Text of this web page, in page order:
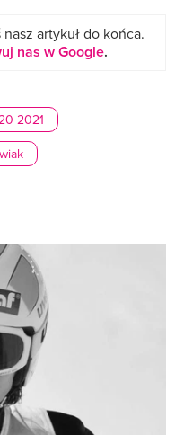
artykuł do końca.
nas w Google.
2021